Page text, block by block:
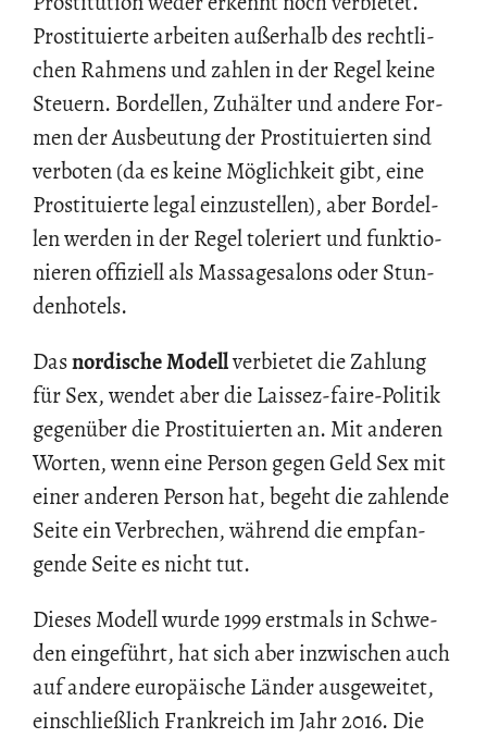
Pro­sti­tu­ier­te ar­bei­ten au­ßer­halb des recht­li­
chen Rah­mens und zah­len in der Regel keine
Steu­ern. Bor­del­len, Zu­häl­ter und an­de­re For­
men der Aus­beu­tung der Pro­sti­tu­ier­ten sind
ver­bo­ten (da es keine Mög­lich­keit gibt, eine
Pro­sti­tu­ier­te legal ein­zu­stel­len), aber Bor­del­
len wer­den in der Regel to­le­riert und funk­tio­
nie­ren of­fi­zi­ell als Mas­sa­ge­sa­lons oder Stun­
den­ho­tels.
Dasnor­di­sche Mo­dellver­bie­tet die Zah­lung
für Sex, wen­det aber die Lais­sez-faire-Po­li­tik
ge­gen­über die Pro­sti­tu­ier­ten an. Mit an­de­ren
Wor­ten, wenn eine Per­son gegen Geld Sex mit
einer an­de­ren Per­son hat, be­geht die zah­len­de
Seite ein Ver­bre­chen, wäh­rend die emp­fan­
gen­de Seite es nicht tut.
Die­ses Mo­dell wurde 1999 erst­mals in Schwe­
den ein­ge­führt, hat sich aber in­zwi­schen auch
auf an­de­re eu­ro­päi­sche Län­der aus­ge­wei­tet,
ein­schlie­ß­lich Frank­reich im Jahr 2016. Die